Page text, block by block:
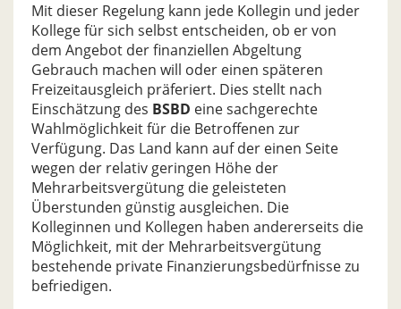
Mit dieser Regelung kann jede Kollegin und jeder
Kollege für sich selbst entscheiden, ob er von
dem Angebot der finanziellen Abgeltung
Gebrauch machen will oder einen späteren
Freizeitausgleich präferiert. Dies stellt nach
Einschätzung des BSBD eine sachgerechte
Wahlmöglichkeit für die Betroffenen zur
Verfügung. Das Land kann auf der einen Seite
wegen der relativ geringen Höhe der
Mehrarbeitsvergütung die geleisteten
Überstunden günstig ausgleichen. Die
Kolleginnen und Kollegen haben andererseits die
Möglichkeit, mit der Mehrarbeitsvergütung
bestehende private Finanzierungsbedürfnisse zu
befriedigen.